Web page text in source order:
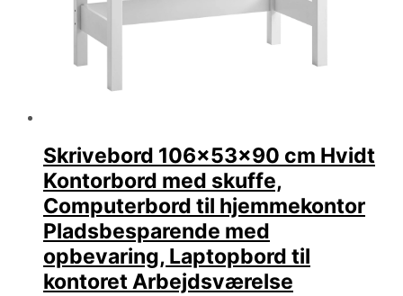
Skrivebord 106x53x90 cm Hvidt
Kontorbord med skuffe,
Computerbord til hjemmekontor
Pladsbesparende med
opbevaring, Laptopbord til
kontoret Arbejdsværelse